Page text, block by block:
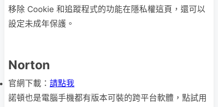
移除 Cookie 和追蹤程式的功能在隱私權這頁，還可以
設定未成年保護。
Norton
官網下載： 請點我
諾頓也是電腦手機都有版本可裝的跨平台軟體，點試用